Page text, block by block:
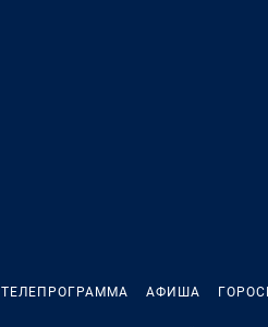
ТЕЛЕПРОГРАММА АФИША